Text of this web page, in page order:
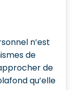
n’est
de
de
qu’elle